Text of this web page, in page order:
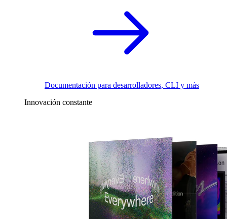
Documentación para desarrolladores, CLI y más
Innovación constante